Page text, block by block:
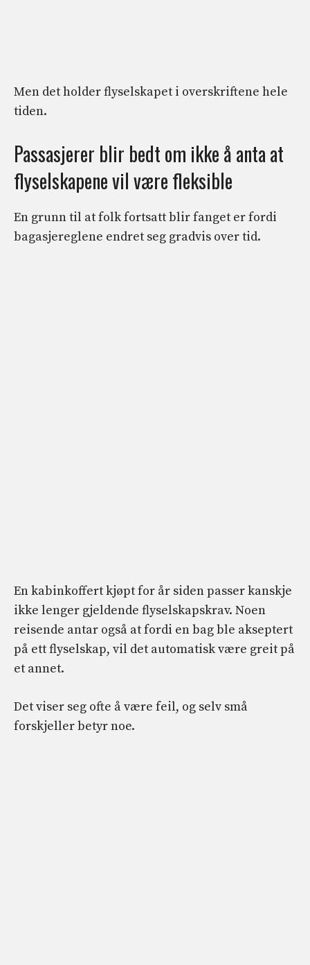
Men det holder flyselskapet i overskriftene hele
tiden.
Passasjerer blir bedt om ikke å anta at
flyselskapene vil være fleksible
En grunn til at folk fortsatt blir fanget er fordi
bagasjereglene endret seg gradvis over tid.
En kabinkoffert kjøpt for år siden passer kanskje
ikke lenger gjeldende flyselskapskrav. Noen
reisende antar også at fordi en bag ble akseptert
på ett flyselskap, vil det automatisk være greit på
et annet.
Det viser seg ofte å være feil, og selv små
forskjeller betyr noe.